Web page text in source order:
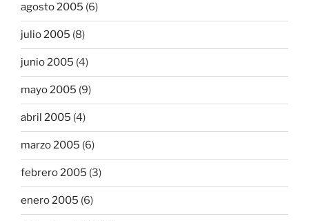
agosto 2005 (6)
julio 2005 (8)
junio 2005 (4)
mayo 2005 (9)
abril 2005 (4)
marzo 2005 (6)
febrero 2005 (3)
enero 2005 (6)